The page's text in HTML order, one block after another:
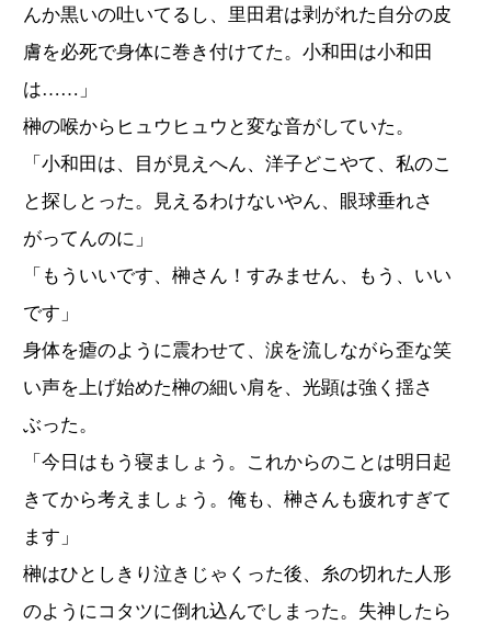
んか黒いの吐いてるし、里田君は剥がれた自分の皮
膚を必死で身体に巻き付けてた。小和田は小和田
は……」
榊の喉からヒュウヒュウと変な音がしていた。
「小和田は、目が見えへん、洋子どこやて、私のこ
と探しとった。見えるわけないやん、眼球垂れさ
がってんのに」
「もういいです、榊さん！すみません、もう、いい
です」
身体を瘧のように震わせて、涙を流しながら歪な笑
い声を上げ始めた榊の細い肩を、光顕は強く揺さ
ぶった。
「今日はもう寝ましょう。これからのことは明日起
きてから考えましょう。俺も、榊さんも疲れすぎて
ます」
榊はひとしきり泣きじゃくった後、糸の切れた人形
のようにコタツに倒れ込んでしまった。失神したら